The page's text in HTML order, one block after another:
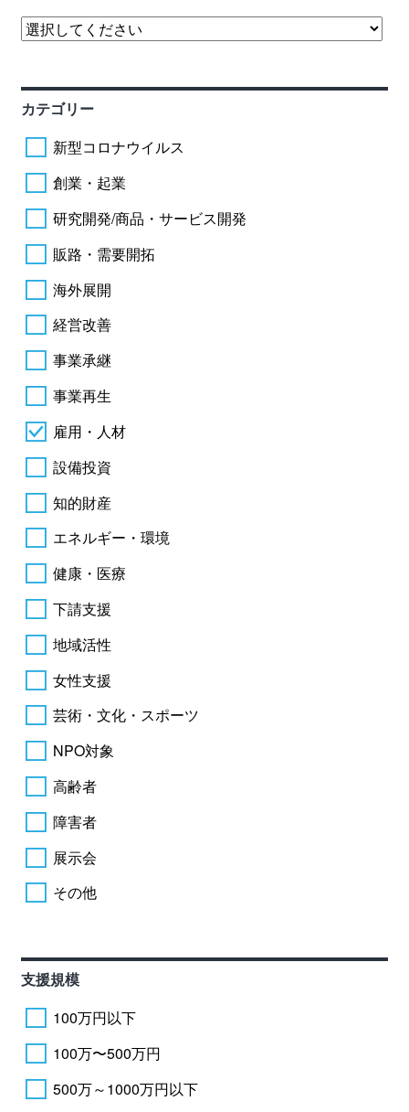
カテゴリー
新型コロナウイルス
創業・起業
研究開発/商品・サービス開発
販路・需要開拓
海外展開
経営改善
事業承継
事業再生
雇用・人材
設備投資
知的財産
エネルギー・環境
健康・医療
下請支援
地域活性
女性支援
芸術・文化・スポーツ
NPO対象
高齢者
障害者
展示会
その他
支援規模
100万円以下
100万〜500万円
500万～1000万円以下